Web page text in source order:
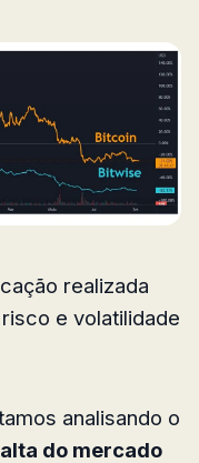
realizada
e volatilidade
analisando o
alta do mercado